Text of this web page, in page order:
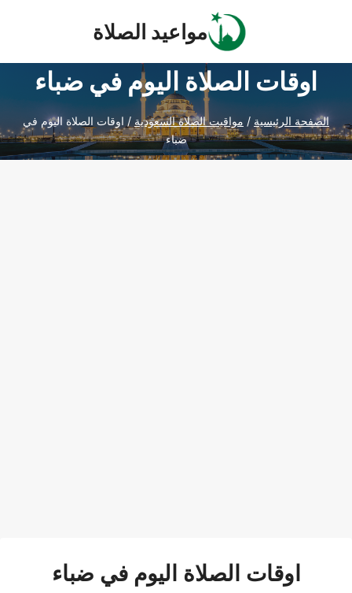
مواعيد الصلاة
اوقات الصلاة اليوم في ضباء
الصفحة الرئيسية / مواقيت الصلاة السعودية / اوقات الصلاة اليوم في
ضباء
اوقات الصلاة اليوم في ضباء